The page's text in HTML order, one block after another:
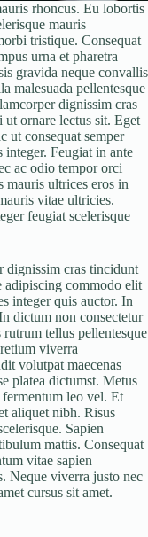
rhoncus. Eu lobortis
mauris
tristique. Consequat
urna et pharetra
gravida neque convallis
malesuada pellentesque
dignissim cras
ornare lectus sit. Eget
ut consequat semper
Feugiat in ante
ac odio tempor orci
mauris ultrices eros in
vitae ultricies.
feugiat scelerisque
dignissim cras tincidunt
adipiscing commodo elit
integer quis auctor. In
dictum non consectetur
rutrum tellus pellentesque
viverra
volutpat maecenas
platea dictumst. Metus
leo vel. Et
aliquet nibh. Risus
Sapien
mattis. Consequat
vitae sapien
Neque viverra justo nec
cursus sit amet.